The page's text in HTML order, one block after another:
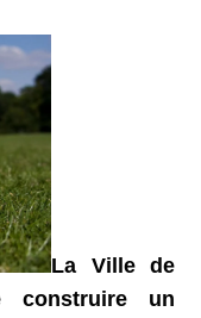
La Ville de
construire un